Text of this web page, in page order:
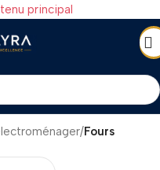
principal
/Fours